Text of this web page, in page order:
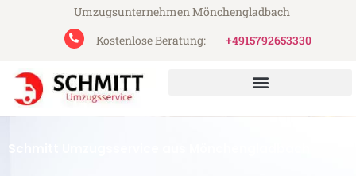
Umzugsunternehmen Mönchengladbach
Kostenlose Beratung:
+4915792653330
Schmitt Umzugsservice aus Mönchengladbach